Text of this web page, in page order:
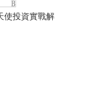
使投資實戰解